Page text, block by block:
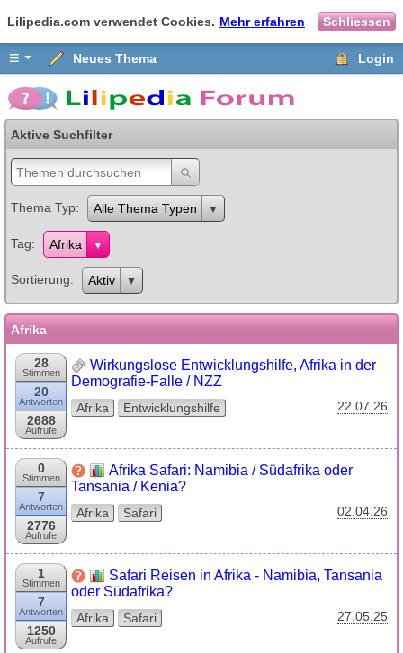
Lilipedia.com verwendet Cookies. Mehr erfahren Schliessen
≡ Neues Thema Login
Aktive Suchfilter
Thema Typ Alle Thema Typen
Tag Afrika
Sortierung Aktiv
Afrika
28
Stimmen
20
Antworten
2688
Aufrufe
Wirkungslose Entwicklungshilfe, Afrika in der
Demografie-Falle / NZZ
Afrika Entwicklungshilfe 22.07.26
0
Stimmen
7
Antworten
2776
Aufrufe
Afrika Safari: Namibia / Südafrika oder
Tansania / Kenia?
Afrika Safari 02.04.26
1
Stimmen
7
Antworten
1250
Aufrufe
Safari Reisen in Afrika - Namibia, Tansania
oder Südafrika?
Afrika Safari 27.05.25